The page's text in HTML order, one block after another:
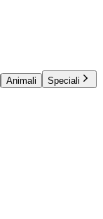
Animali
Speciali